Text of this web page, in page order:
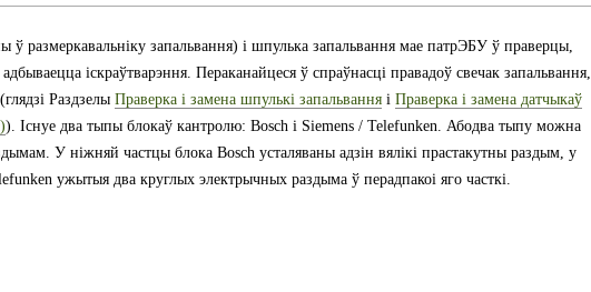
ў размеркавальніку запальвання) і шпулька запальвання мае патрЭБУ ў праверцы,
іскраўтварэння. Пераканайцеся ў спраўнасці правадоў свечак запальвання,
Раздзелы Праверка і замена шпулькі запальванняі Праверка і замена датчыкаў
). Існуе два тыпы блокаў кантролю: Bosch і Siemens / Telefunken. Абодва тыпу можна
У ніжняй частцы блока Bosch усталяваны адзін вялікі прастакутны раздым, у
ужытыя два круглых электрычных раздыма ў перадпакоі яго часткі.